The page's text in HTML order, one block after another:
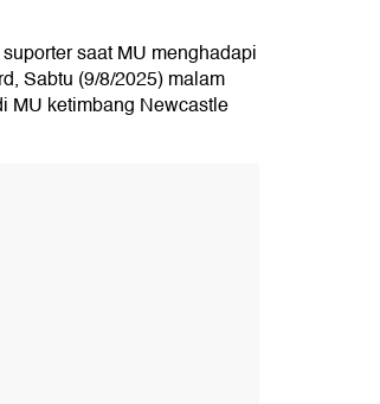
saat MU menghadapi
Sabtu (9/8/2025) malam
MU ketimbang Newcastle